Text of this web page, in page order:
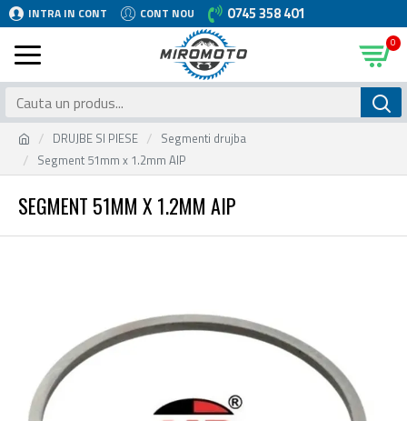
INTRA IN CONT CONT NOU 0745 358 401
0
DRUJBE SI PIESE
Segmenti drujba
Segment 51mm x 1.2mm AIP
SEGMENT 51MM X 1.2MM AIP